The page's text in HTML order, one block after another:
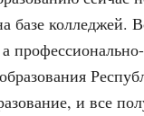
базе колледжей.
и все